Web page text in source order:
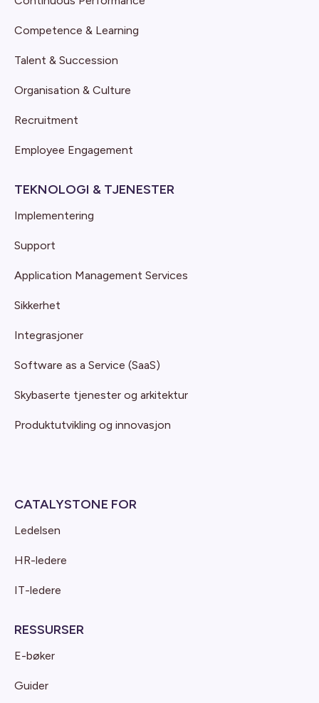
Competence & Learning
Talent & Succession
Organisation & Culture
Recruitment
Employee Engagement
TEKNOLOGI & TJENESTER
Implementering
Support
Application Management Services
Sikkerhet
Integrasjoner
Software as a Service (SaaS)
Skybaserte tjenester og arkitektur
Produktutvikling og innovasjon
CATALYSTONE FOR
Ledelsen
HR-ledere
IT-ledere
RESSURSER
E-bøker
Guider